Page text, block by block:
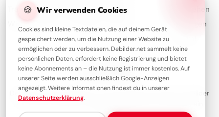
🍪 Wir verwenden Cookies
Cookies sind kleine Textdateien, die auf deinem Gerät
gespeichert werden, um die Nutzung einer Website zu
ermöglichen oder zu verbessern. Debilder.net sammelt keine
persönlichen Daten, erfordert keine Registrierung und bietet
keine Abonnements an – die Nutzung ist immer kostenlos. Auf
unserer Seite werden ausschließlich Google-Anzeigen
angezeigt. Weitere Informationen findest du in unserer
Datenschutzerklärung.
Meistgesehen
Sammlungen
Über Debilder
Debilder ist deine Plattform für die schönsten Grüße und Bilder
zum Teilen. Entdecke unsere Sammlung und verschenke ein
Lächeln!